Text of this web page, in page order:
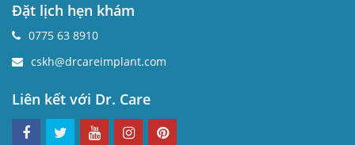
Đặt lịch hẹn khám
0775 63 8910
cskh@drcareimplant.com
Liên kết với Dr. Care